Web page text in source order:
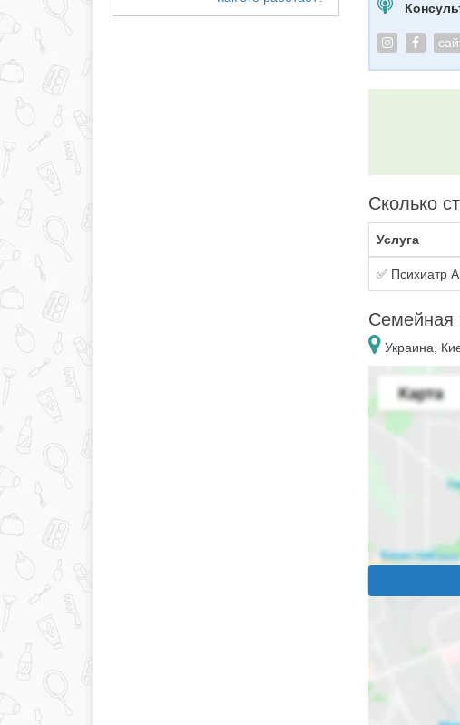
Сколько
Услуга
✅ Психиатр
Семейная
Украина,